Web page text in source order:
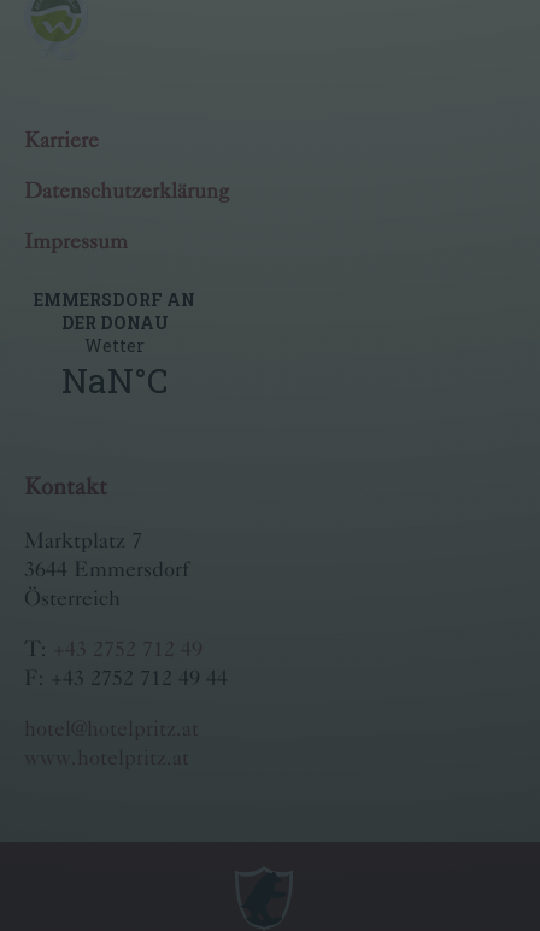
Karriere
Datenschutzerklärung
Impressum
Kontakt
Marktplatz 7
3644 Emmersdorf
Österreich
T:
+43 2752 712 49
F: +43 2752 712 49 44
hotel@hotelpritz.at